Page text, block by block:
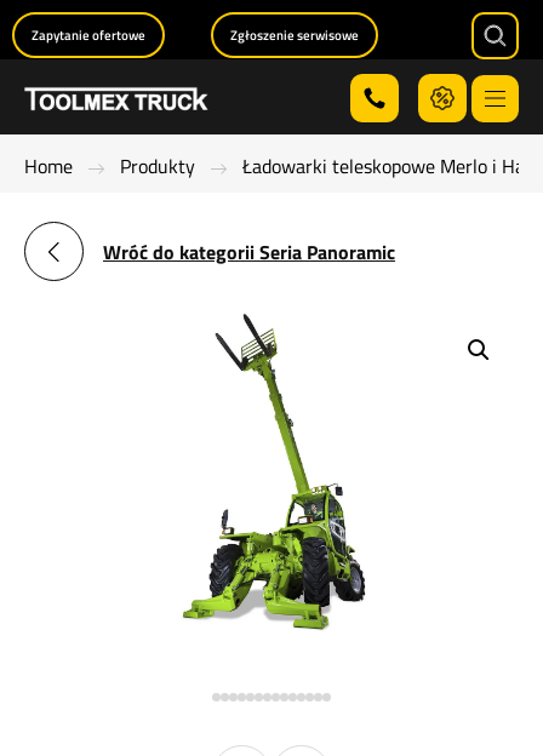
Menu
Zapytanie ofertowe Zgłoszenie serwisowe
Home Produkty Ładowarki teleskopowe Merlo i
Wróć do kategorii Seria Panoramic